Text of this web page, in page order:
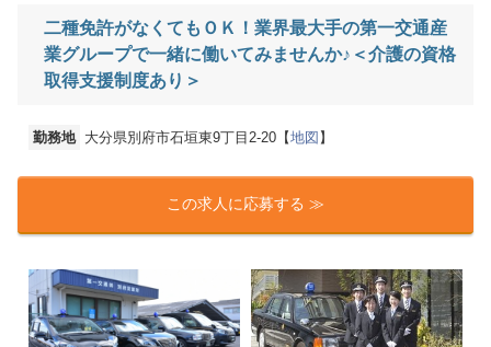
二種免許がなくてもＯＫ！業界最大手の第一交通産
業グループで一緒に働いてみませんか♪＜介護の資格
取得支援制度あり＞
勤務地 大分県別府市石垣東9丁目2-20【地図】
この求人に応募する ≫